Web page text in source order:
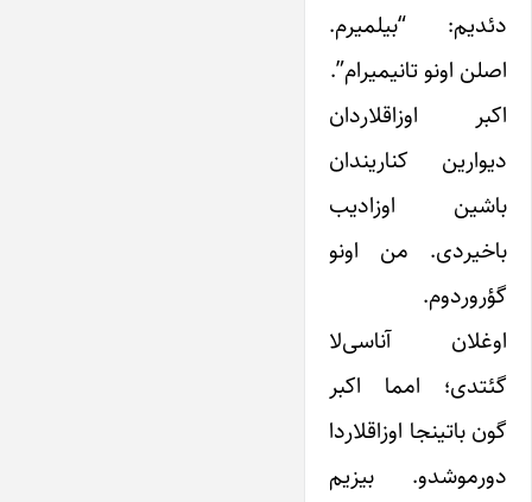
دئدیم: “بیلمیرم.
اصلن اونو تانیمیرام”.
اکبر اوزاقلاردان
دیوارین کناریندان
باشین اوزادیب
باخیردی. من اونو
گؤروردوم.
اوغلان آناسی‌لا
گئتدی؛ امما اکبر
گون باتینجا اوزاقلاردا
دورموشدو. بیزیم